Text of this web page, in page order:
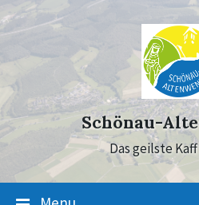
to
content
to
main
navigation
to
footer
Schönau-
Das geilste